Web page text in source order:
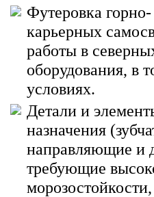
Футеровка
карьерных
работы в
оборудования, в
условиях.
Детали и
назначения
направляющие и
требующие